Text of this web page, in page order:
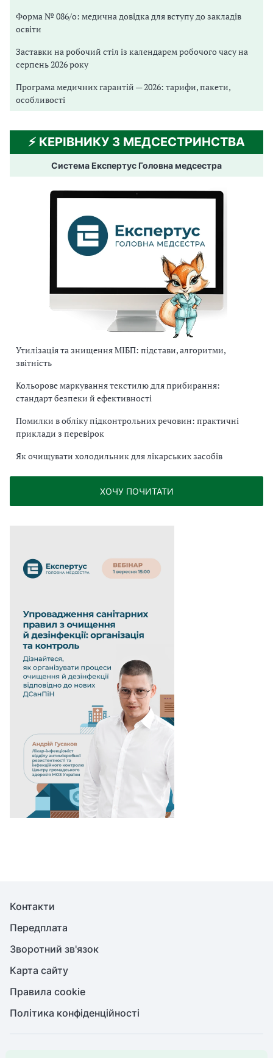
Форма № 086/о: медична довідка для вступу до закладів
освіти
Заставки на робочий стіл із календарем робочого часу на
серпень 2026 року
Програма медичних гарантій — 2026: тарифи, пакети,
особливості
⚡️ КЕРІВНИКУ З МЕДСЕСТРИНСТВА
Система Експертус Головна медсестра
Утилізація та знищення МІБП: підстави, алгоритми,
звітність
Кольорове маркування текстилю для прибирання:
стандарт безпеки й ефективності
Помилки в обліку підконтрольних речовин: практичні
приклади з перевірок
Як очищувати холодильник для лікарських засобів
ХОЧУ ПОЧИТАТИ
Контакти
Передплата
Зворотний зв'язок
Карта сайту
Правила cookie
Політика конфіденційності